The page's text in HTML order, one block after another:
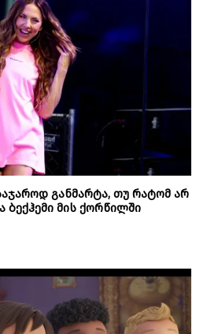
საჯაროდ განმარტა, თუ რატომ არ
ბექჰემი მის ქორწილში